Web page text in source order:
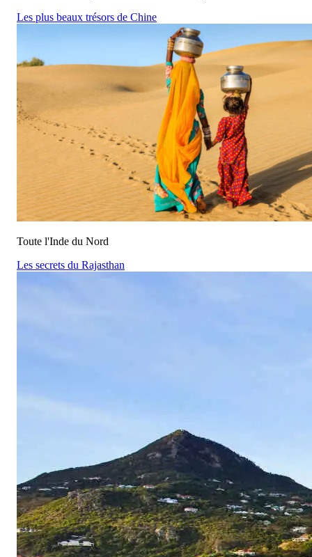
Les plus beaux trésors de Chine
Toute l'Inde du Nord
Les secrets du Rajasthan